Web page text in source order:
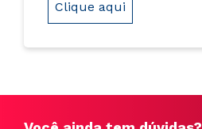
Clique aqui